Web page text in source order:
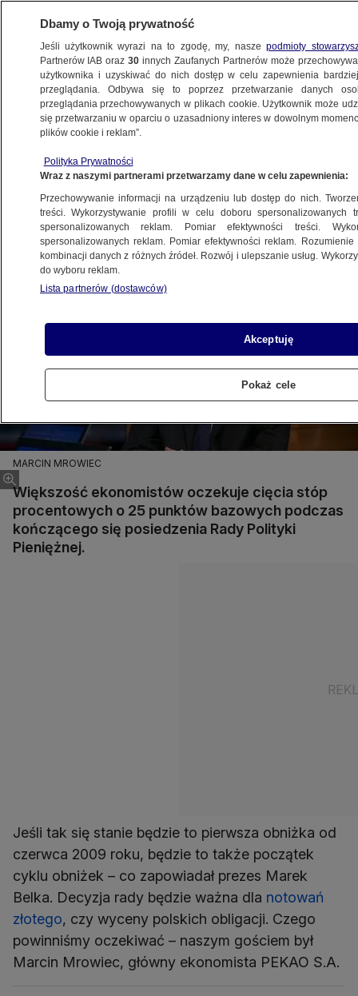
BIZNES
Z KRAJU
3.10.2012, 13:54
Udostępnij
MARCIN MROWIEC
Większość ekonomistów oczekuje cięcia stóp
procentowych o 25 punktów bazowych podczas
kończącego się posiedzenia Rady Polityki
Pieniężnej.
Jeśli tak się stanie będzie to pierwsza obniżka od
czerwca 2009 roku, będzie to także początek
cyklu obniżek – co zapowiadał prezes Marek
Belka. Decyzja rady będzie ważna dla notowań
złotego, czy wyceny polskich obligacji. Czego
powinniśmy oczekiwać – naszym gościem był
Marcin Mrowiec, główny ekonomista PEKAO S.A.
Dbamy o Twoją prywatność
Jeśli użytkownik wyrazi na to zgodę, my, naszepodmioty
Partnerów IAB oraz30 innych Zaufanych Partnerów może
użytkownika i uzyskiwać do nich dostęp w celu zapewnienia
przeglądania. Odbywa się to poprzez przetwarzanie danych
przeglądania przechowywanych w plikach cookie. Użytkownik może
się przetwarzaniu w oparciu o uzasadniony interes w dowolnym
plików cookie i reklam”.
Polityka Prywatności
Wraz z naszymi partnerami przetwarzamy dane w celu zapewnienia:
Przechowywanie informacji na urządzeniu lub dostęp do nich.
treści. Wykorzystywanie profili w celu doboru spersonalizowanych
spersonalizowanych reklam. Pomiar efektywności treści.
spersonalizowanych reklam. Pomiar efektywności reklam.
kombinacji danych z różnych źródeł. Rozwój i ulepszanie usług.
do wyboru reklam.
Lista partnerów (dostawców)
Akceptuję
Pokaż cele